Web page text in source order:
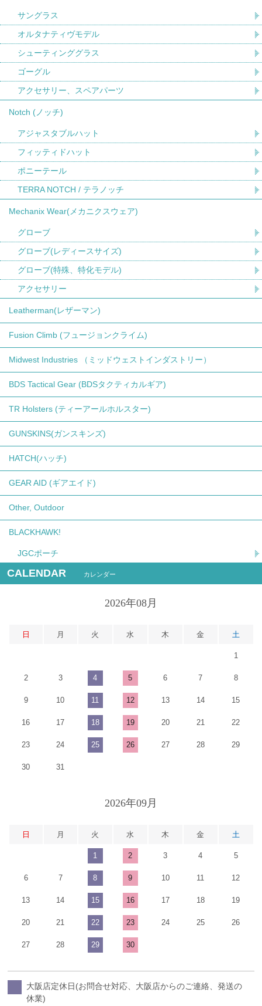
サングラス
オルタナティヴモデル
シューティンググラス
ゴーグル
アクセサリー、スペアパーツ
Notch (ノッチ)
アジャスタブルハット
フィッティドハット
ポニーテール
TERRA NOTCH / テラノッチ
Mechanix Wear(メカニクスウェア)
グローブ
グローブ(レディースサイズ)
グローブ(特殊、特化モデル)
アクセサリー
Leatherman(レザーマン)
Fusion Climb (フュージョンクライム)
Midwest Industries （ミッドウェストインダストリー）
BDS Tactical Gear (BDSタクティカルギア)
TR Holsters (ティーアールホルスター)
GUNSKINS(ガンスキンズ)
HATCH(ハッチ)
GEAR AID (ギアエイド)
Other, Outdoor
BLACKHAWK!
JGCポーチ
CALENDAR カレンダー
2026年08月
日 月 火 水 木 金 土
1
2 3 4 5 6 7 8
9 10 11 12 13 14 15
16 17 18 19 20 21 22
23 24 25 26 27 28 29
30 31
2026年09月
日 月 火 水 木 金 土
1 2 3 4 5
6 7 8 9 10 11 12
13 14 15 16 17 18 19
20 21 22 23 24 25 26
27 28 29 30
大阪店定休日(お問合せ対応、大阪店からのご連絡、発送の
休業)